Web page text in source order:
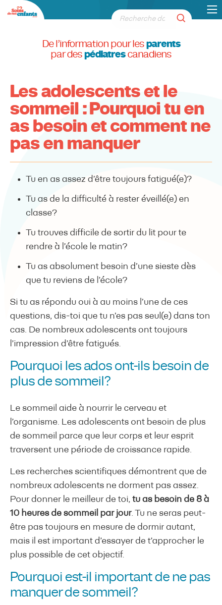
De l’information pour les parents
par des pédiatrescanadiens
Les adolescents et le
sommeil : Pourquoi tu en
as besoin et comment ne
pas en manquer
Tu en as assez d’être toujours fatigué(e)?
Tu as de la difficulté à rester éveillé(e) en
classe?
Tu trouves difficile de sortir du lit pour te
rendre à l’école le matin?
Tu as absolument besoin d’une sieste dès
que tu reviens de l’école?
Si tu as répondu oui à au moins l’une de ces
questions, dis-toi que tu n’es pas seul(e) dans ton
cas. De nombreux adolescents ont toujours
l’impression d’être fatigués.
Pourquoi les ados ont-ils besoin de
plus de sommeil?
Le sommeil aide à nourrir le cerveau et
l’organisme. Les adolescents ont besoin de plus
de sommeil parce que leur corps et leur esprit
traversent une période de croissance rapide.
Les recherches scientifiques démontrent que de
nombreux adolescents ne dorment pas assez.
Pour donner le meilleur de toi, tu as besoin de 8 à
10 heures de sommeil par jour. Tu ne seras peut-
être pas toujours en mesure de dormir autant,
mais il est important d’essayer de t’approcher le
plus possible de cet objectif.
Pourquoi est-il important de ne pas
manquer de sommeil?